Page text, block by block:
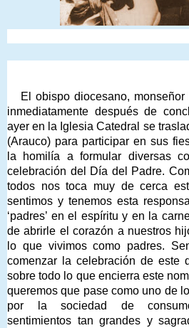
El obispo diocesano,
inmediatamente después de
ayer en la Iglesia Catedral se
(Arauco) para participar en sus
la homilía a formular diversas
celebración del Día del Padre.
todos nos toca muy de cerca
sentimos y tenemos esta
‘padres’ en el espíritu y en la
de abrirle el corazón a nuestros
lo que vivimos como padres.
comenzar la celebración de este
sobre todo lo que encierra este
queremos que pase como uno de
por la sociedad de
sentimientos tan grandes y